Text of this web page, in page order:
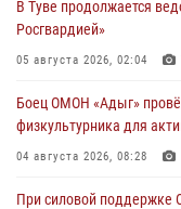
В Туве продолжается
Росгвардией»
05 августа 2026, 02:04
Боец ОМОН «Адыг»
физкультурника для
04 августа 2026, 08:28
При силовой